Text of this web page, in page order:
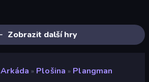
Zobrazit další hry
Arkáda » Plošina » Plangman